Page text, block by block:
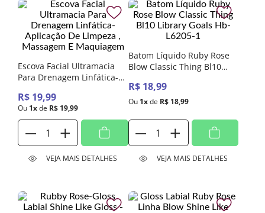
Escova Facial Ultramacia
Para Drenagem Linfática-
Massagem E Maquiagem
R$ 19,99
Ou 1xde R$ 19,99
VEJA MAIS DETALHES
Batom Líquido Ruby Rose
Blow Classic Thing Bl10
R$ 18,99
Ou 1x de R$ 18,99
VEJA MAIS DETALHES